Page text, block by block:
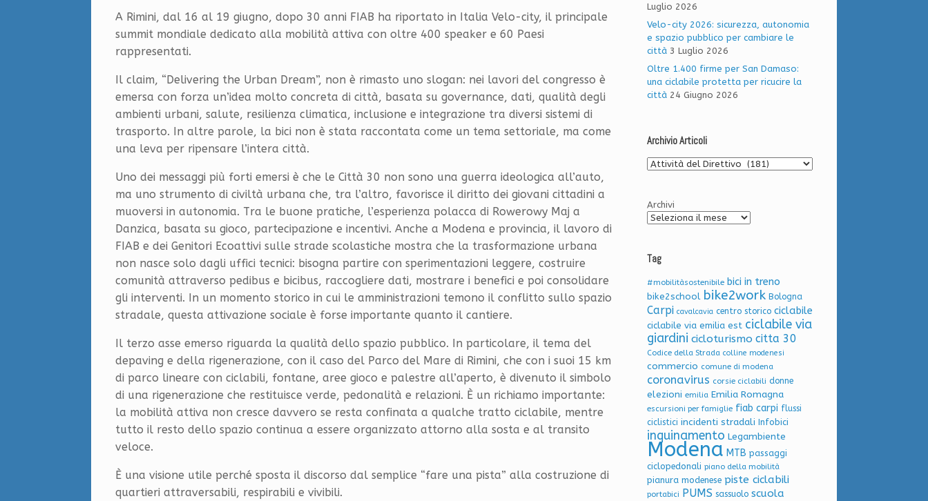
A Rimini, dal 16 al 19 giugno, dopo 30 anni FIAB ha riportato in Italia Velo-city, il principale
summit mondiale dedicato alla mobilità attiva con oltre 400 speaker e 60 Paesi
rappresentati.
Il claim, “Delivering the Urban Dream”, non è rimasto uno slogan: nei lavori del congresso è
emersa con forza un’idea molto concreta di città, basata su governance, dati, qualità degli
ambienti urbani, salute, resilienza climatica, inclusione e integrazione tra diversi sistemi di
trasporto. In altre parole, la bici non è stata raccontata come un tema settoriale, ma come
una leva per ripensare l’intera città.
Uno dei messaggi più forti emersi è che le Città 30 non sono una guerra ideologica all’auto,
ma uno strumento di civiltà urbana che, tra l’altro, favorisce il diritto dei giovani cittadini a
muoversi in autonomia. Tra le buone pratiche, l’esperienza polacca di Rowerowy Maj a
Danzica, basata su gioco, partecipazione e incentivi. Anche a Modena e provincia, il lavoro di
FIAB e dei Genitori Ecoattivi sulle strade scolastiche mostra che la trasformazione urbana
non nasce solo dagli uffici tecnici: bisogna partire con sperimentazioni leggere, costruire
comunità attraverso pedibus e bicibus, raccogliere dati, mostrare i benefici e poi consolidare
gli interventi. In un momento storico in cui le amministrazioni temono il conflitto sullo spazio
stradale, questa attivazione sociale è forse importante quanto il cantiere.
Il terzo asse emerso riguarda la qualità dello spazio pubblico. In particolare, il tema del
depaving e della rigenerazione, con il caso del Parco del Mare di Rimini, che con i suoi 15 km
di parco lineare con ciclabili, fontane, aree gioco e palestre all’aperto, è divenuto il simbolo
di una rigenerazione che restituisce verde, pedonalità e relazioni. È un richiamo importante:
la mobilità attiva non cresce davvero se resta confinata a qualche tratto ciclabile, mentre
tutto il resto dello spazio continua a essere organizzato attorno alla sosta e al transito
veloce.
È una visione utile perché sposta il discorso dal semplice “fare una pista” alla costruzione di
quartieri attraversabili, respirabili e vivibili.
Luglio 2026
Velo-city 2026: sicurezza, autonomia
e spazio pubblico per cambiare le
città 3 Luglio 2026
Oltre 1.400 firme per San Damaso:
una ciclabile protetta per ricucire la
città 24 Giugno 2026
Archivio Articoli
Archivio
Archivi
Tag
#mobilitàsostenibile bici in treno
bike2school bike2work Bologna
Carpi cavalcavia centro storico ciclabile
ciclabile via emilia est ciclabile via
giardini cicloturismo citta 30
Codice della Strada colline modenesi
commercio comune di modena
coronavirus corsie ciclabili donne
elezioni emilia Emilia Romagna
escursioni per famiglie fiab carpi flussi
ciclistici incidenti stradali Infobici
inquinamento Legambiente
Modena MTB passaggi
ciclopedonali piano della mobilità
pianura modenese piste ciclabili
portabici PUMS sassuolo scuola